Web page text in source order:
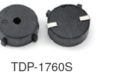
TDP-1760S